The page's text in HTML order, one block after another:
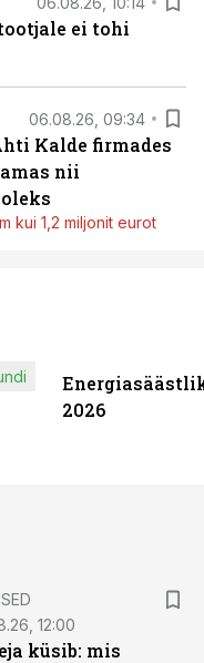
ei tohi
06.08.26, 09:34
Kalde firmades
nii
kui 1,2 miljonit eurot
2026
12:00
küsib: mis